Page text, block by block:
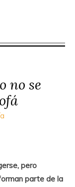
no se
pero
parte de la